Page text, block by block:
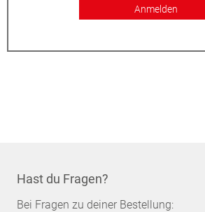
Anmelden
Hast du Fragen?
Bei Fragen zu deiner Bestellung: